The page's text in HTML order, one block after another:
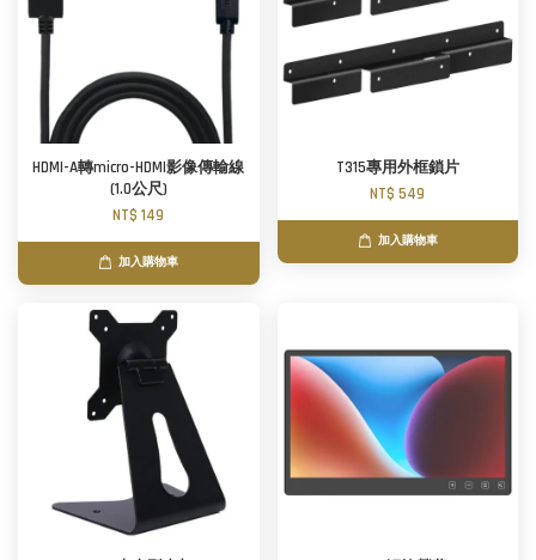
HDMI-A轉micro-HDMI影像傳輸線
(1.0公尺)
NT$ 149
加入購物車
T315專用外框鎖片
NT$ 549
加入購物車